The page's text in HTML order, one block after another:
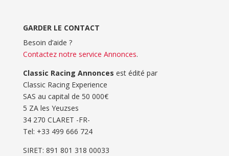
GARDER LE CONTACT
Besoin d’aide ?
Contactez notre service Annonces.
Classic Racing Annonces est édité par
Classic Racing Experience
SAS au capital de 50 000€
5 ZA les Yeuzses
34 270 CLARET -FR-
Tel: ‭+33 499 666 724‬
SIRET: 891 801 318 00033